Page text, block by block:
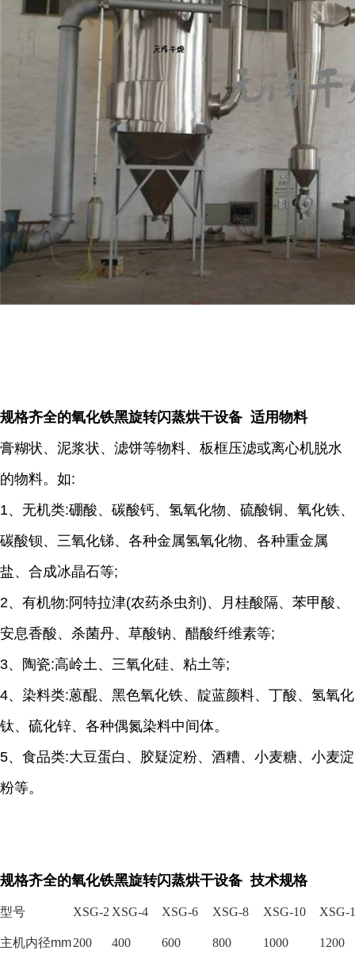
规格齐全的氧化铁黑旋转闪蒸烘干设备 适用物料
膏糊状、泥浆状、滤饼等物料、板框压滤或离心机脱水
的物料。如:
1、无机类:硼酸、碳酸钙、氢氧化物、硫酸铜、氧化铁、
碳酸钡、三氧化锑、各种金属氢氧化物、各种重金属
盐、合成冰晶石等;
2、有机物: 阿特拉津(农药杀虫剂 )、月桂酸隔、苯甲酸、
安息香酸、杀菌丹、草酸钠、醋酸纤维素等;
3、陶瓷:高岭土、三氧化硅、粘土等;
4、染料类:蒽醌、黑色氧化铁、靛蓝颜料、丁酸、氢氧化
钛、硫化锌、各种偶氮染料中间体。
5、食品类:大豆蛋白、胶疑淀粉、酒糟、小麦糖、小麦淀
粉等。
规格齐全的氧化铁黑旋转闪蒸烘干设备 技术规格
型号 XSG-2 XSG-4 XSG-6 XSG-8 XSG-10 XSG-
主机内径mm200 400 600 800 1000 1200